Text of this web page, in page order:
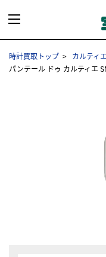
時計買取トップ カルティ
パンテール ドゥ カルティエ